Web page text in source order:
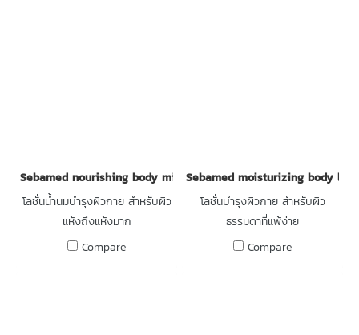
Sebamed nourishing body milk
โลชั่นน้ำนมบำรุงผิวกาย สำหรับผิว
แห้งถึงแห้งมาก
Compare
Sebamed moisturizing body
โลชั่นบำรุงผิวกาย สำหรับผิว
ธรรมดาที่แพ้ง่าย
Compare